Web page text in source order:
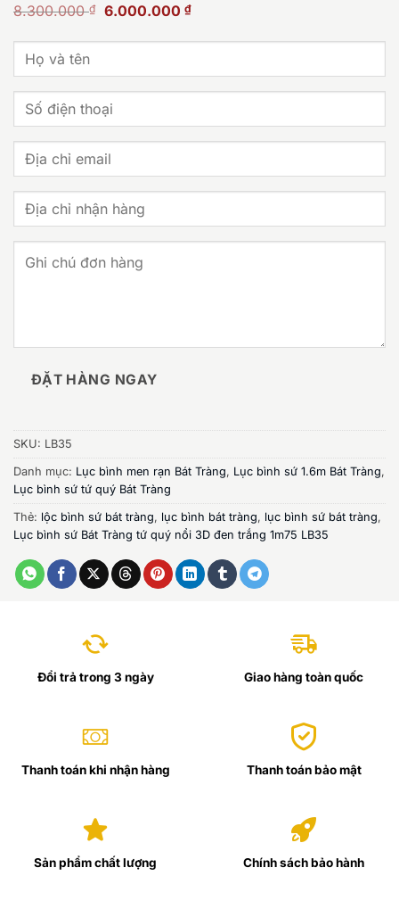
8.300.000₫
Giá
8.300.000 ₫.
6.000.000 ₫Giá
là:
ĐẶT HÀNG NGAY
SKU: LB35
Danh mục: Lục bình men rạn Bát Tràng, Lục bình sứ 1.6m Bát Tràng,
Lục bình sứ tứ quý Bát Tràng
Thẻ: lộc bình sứ bát tràng, lục bình bát tràng, lục bình sứ bát tràng,
Lục bình sứ Bát Tràng tứ quý nổi 3D đen trắng 1m75 LB35
Đổi trả trong 3 ngày Giao hàng toàn quốc
Thanh toán khi nhận hàng Thanh toán bảo mật
Sản phẩm chất lượng Chính sách bảo hành